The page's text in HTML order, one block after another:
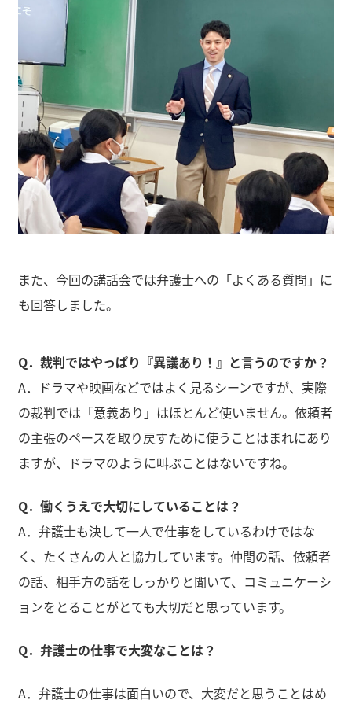
また、今回の講話会では弁護士への「よくある質問」に
も回答しました。
Q．裁判ではやっぱり『異議あり！』と言うのですか？
A．ドラマや映画などではよく見るシーンですが、実際
の裁判では「意義あり」はほとんど使いません。依頼者
の主張のペースを取り戻すために使うことはまれにあり
ますが、ドラマのように叫ぶことはないですね。
Q．働くうえで大切にしていることは？
A．弁護士も決して一人で仕事をしているわけではな
く、たくさんの人と協力しています。仲間の話、依頼者
の話、相手方の話をしっかりと聞いて、コミュニケーシ
ョンをとることがとても大切だと思っています。
Q．弁護士の仕事で大変なことは？
A．弁護士の仕事は面白いので、大変だと思うことはめ